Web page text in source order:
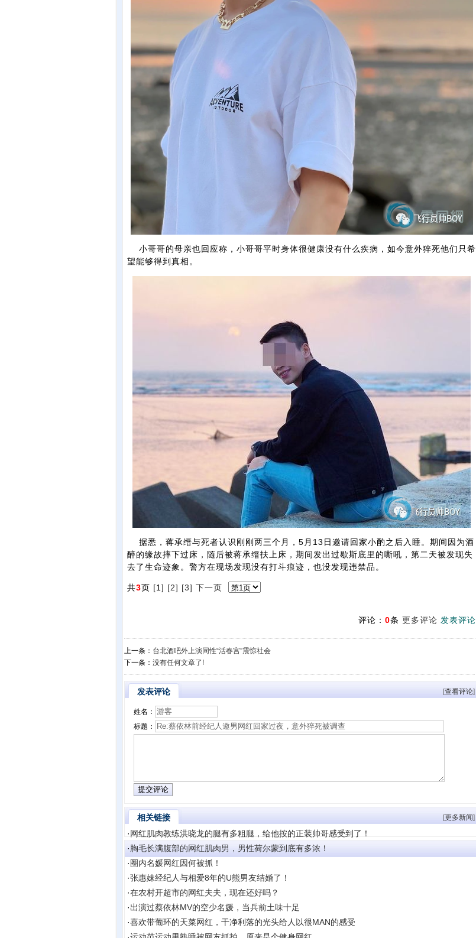
小哥哥的母亲也回应称，小哥哥平时身体很健康没有什么疾病，如今意外猝死他们只希
望能够得到真相。
据悉，蒋承缙与死者认识刚刚两三个月，5月13日邀请回家小酌之后入睡。期间因为酒
醉的缘故摔下过床，随后被蒋承缙扶上床，期间发出过歇斯底里的嘶吼，第二天被发现失
去了生命迹象。警方在现场发现没有打斗痕迹，也没发现违禁品。
共3页 [1] [2] [3] 下一页
评论： 0条 更多评论 发表评论
上一条： 台北酒吧外上演同性“活春宫”震惊社会
下一条： 没有任何文章了!
发表评论 [查看评论]
姓名：
标题：
相关链接 [更多新闻]
·网红肌肉教练洪晓龙的腿有多粗腿，给他按的正装帅哥感受到了！
·胸毛长满腹部的网红肌肉男，男性荷尔蒙到底有多浓！
· 圈内名媛网红因何被抓！
·张惠妹经纪人与相爱8年的U熊男友结婚了！
·在农村开超市的网红夫夫，现在还好吗？
·出演过蔡依林MV的空少名媛，当兵前土味十足
·喜欢带葡环的天菜网红，干净利落的光头给人以很MAN的感受